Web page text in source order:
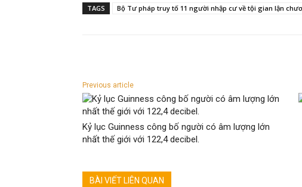
TAGS Bộ Tư pháp truy tố 11 người nhập cư về tội gian lận
Previous article
Kỷ lục Guinness công bố người có âm lượng lớn
nhất thế giới với 122,4 decibel.
BÀI VIẾT LIÊN QUAN